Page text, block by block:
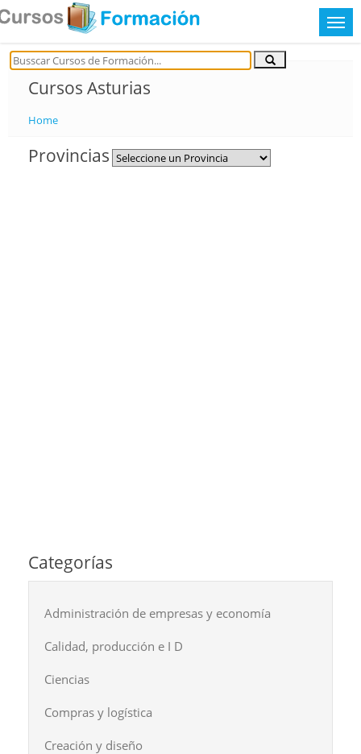
Cursos Asturias
Home
Provincias
Categorías
Administración de empresas y economía
Calidad, producción e I D
Ciencias
Compras y logística
Creación y diseño